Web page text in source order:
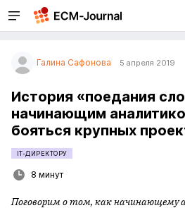
Галина Сафонова 5 апреля 2019
История «поедания
начинающим
бояться крупных
IT-ДИРЕКТОРУ
8 минут
Поговорим о том, как начинающему